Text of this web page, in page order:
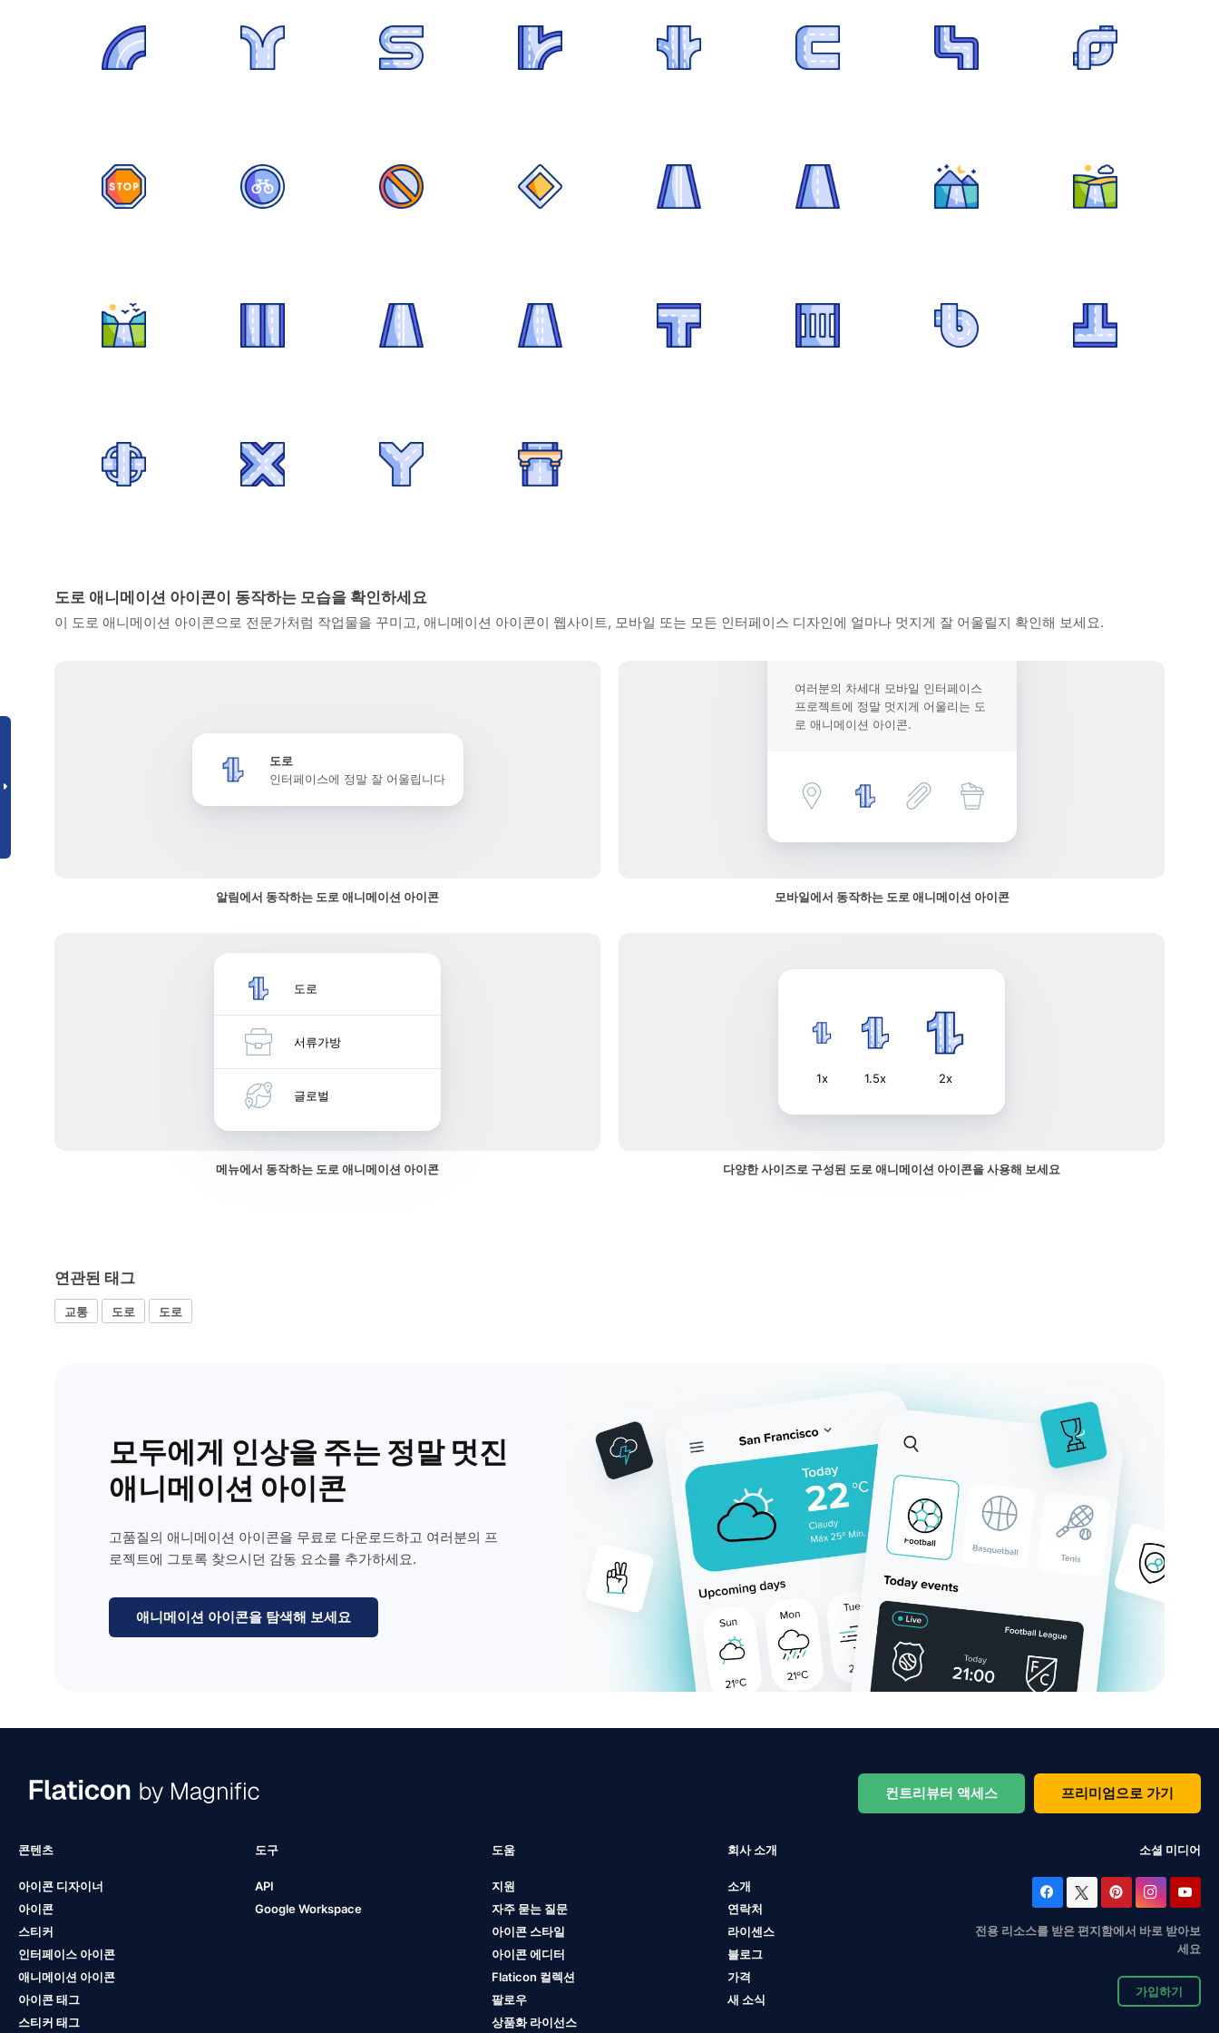
도로 애니메이션 아이콘이 동작하는 모습을 확인하세요
이 도로 애니메이션 아이콘으로 전문가처럼 작업물을 꾸미고, 애니메이션 아이콘이 웹사이트, 모바일 또는 모든 인터페이스 디자인에 얼마나 멋지게 잘 어울릴지 확인해 보세요.
도로
인터페이스에 정말 잘 어울립니다
알림에서 동작하는 도로 애니메이션 아이콘
여러분의 차세대 모바일 인터페이스
프로젝트에 정말 멋지게 어울리는 도
로 애니메이션 아이콘.
모바일에서 동작하는 도로 애니메이션 아이콘
도로
서류가방
글로벌
메뉴에서 동작하는 도로 애니메이션 아이콘
1x 1.5x 2x
다양한 사이즈로 구성된 도로 애니메이션 아이콘을 사용해 보세요
연관된 태그
교통 도로 도로
모두에게 인상을 주는 정말 멋진
애니메이션 아이콘
고품질의 애니메이션 아이콘을 무료로 다운로드하고 여러분의 프
로젝트에 그토록 찾으시던 감동 요소를 추가하세요.
애니메이션 아이콘을 탐색해 보세요
컨트리뷰터 액세스 프리미엄으로 가기
콘텐츠
아이콘 디자이너
아이콘
스티커
인터페이스 아이콘
애니메이션 아이콘
아이콘 태그
스티커 태그
도구
API
Google Workspace
도움
지원
자주 묻는 질문
아이콘 스타일
아이콘 에디터
Flaticon 컬렉션
팔로우
상품화 라이선스
회사 소개
소개
연락처
라이센스
블로그
가격
새 소식
소셜 미디어
전용 리소스를 받은 편지함에서 바로 받아보
세요
가입하기